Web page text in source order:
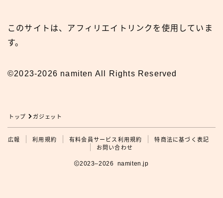
広報
このサイトは、アフィリエイトリンクを使用していま
す。
©2023-2026 namiten All Rights Reserved
トップ ガジェット
広報 利用規約 有料会員サービス利用規約
特商法に基づく表記
お問い合わせ
2023–2026 namiten.jp